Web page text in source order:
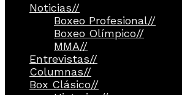
Noticias//
Boxeo Profesional//
Boxeo Olímpico//
MMA//
Entrevistas//
Columnas//
Box Clásico//